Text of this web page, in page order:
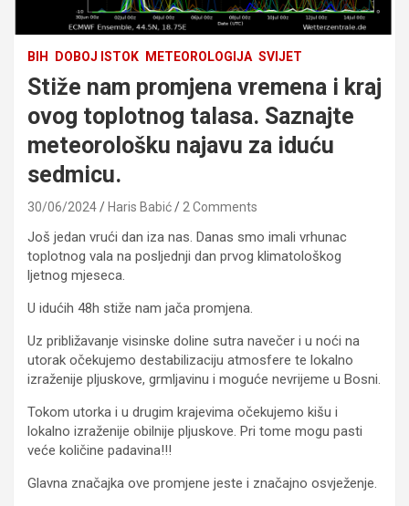
BIH DOBOJ ISTOK METEOROLOGIJA SVIJET
Stiže nam promjena vremena i kraj
ovog toplotnog talasa. Saznajte
meteorološku najavu za iduću
sedmicu.
30/06/2024 Haris Babić 2 Comments
Još jedan vrući dan iza nas. Danas smo imali vrhunac
toplotnog vala na posljednji dan prvog klimatološkog
ljetnog mjeseca.
U idućih 48h stiže nam jača promjena.
Uz približavanje visinske doline sutra navečer i u noći na
utorak očekujemo destabilizaciju atmosfere te lokalno
izraženije pljuskove, grmljavinu i moguće nevrijeme u Bosni.
Tokom utorka i u drugim krajevima očekujemo kišu i
lokalno izraženije obilnije pljuskove. Pri tome mogu pasti
veće količine padavina‼!
Glavna značajka ove promjene jeste i značajno osvježenje.